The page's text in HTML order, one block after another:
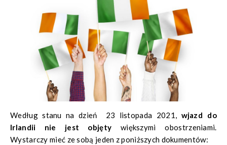
Według stanu na dzień 23 listopada 2021, wjazd do
Irlandii nie jest objęty większymi obostrzeniami.
Wystarczy mieć ze sobą jeden z poniższych dokumentów: